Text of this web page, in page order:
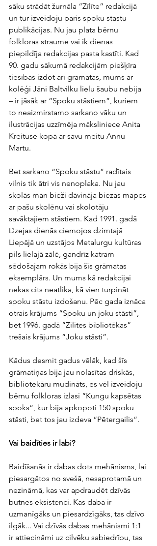
sāku strādāt žurnāla “Zīlīte” redakcijā
un tur izveidoju pāris spoku stāstu
publikācijas. Nu jau plata bērnu
folkloras straume vai ik dienas
piepildīja redakcijas pasta kastīti. Kad
90. gadu sākumā redakcijām piešķīra
tiesības izdot arī grāmatas, mums ar
kolēģi Jāni Baltvilku lielu šaubu nebija
– ir jāsāk ar “Spoku stāstiem”, kuriem
to neaizmirstamo sarkano vāku un
ilustrācijas uzzīmēja māksliniece Anita
Kreituse kopā ar savu meitu Annu
Martu.
Bet sarkano “Spoku stāstu” radītais
vilnis tik ātri vis nenoplaka. Nu jau
skolās man bieži dāvināja biezas mapes
ar pašu skolēnu vai skolotāju
savāktajiem stāstiem. Kad 1991. gadā
Dzejas dienās ciemojos dzimtajā
Liepājā un uzstājos Metalurgu kultūras
pils lielajā zālē, gandrīz katram
sēdošajam rokās bija šīs grāmatas
eksemplārs. Un mums kā redakcijai
nekas cits neatlika, kā vien turpināt
spoku stāstu izdošanu. Pēc gada iznāca
otrais krājums “Spoku un joku stāsti”,
bet 1996. gadā “Zīlītes bibliotēkas”
trešais krājums “Joku stāsti”.
Kādus desmit gadus vēlāk, kad šīs
grāmatiņas bija jau nolasītas driskās,
bibliotekāru mudināts, es vēl izveidoju
bērnu folkloras izlasi “Kungu kapsētas
spoks”, kur bija apkopoti 150 spoku
stāsti, bet tos jau izdeva “Pētergailis”.
Vai baidīties ir labi?
Baidīšanās ir dabas dots mehānisms, lai
piesargātos no svešā, nesaprotamā un
nezināmā, kas var apdraudēt dzīvās
būtnes eksistenci. Kas dabā ir
uzmanīgāks un piesardzīgāks, tas dzīvo
ilgāk... Vai dzīvās dabas mehānismi 1:1
ir attiecināmi uz cilvēku sabiedrību, tas